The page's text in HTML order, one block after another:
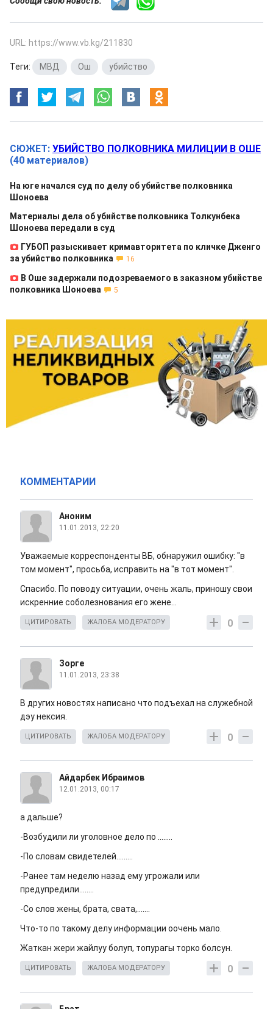
URL: https://www.vb.kg/211830
Теги: МВД Ош убийство
СЮЖЕТ: УБИЙСТВО ПОЛКОВНИКА МИЛИЦИИ В ОШЕ
(40 материалов)
На юге начался суд по делу об убийстве полковника
Шоноева
Материалы дела об убийстве полковника Толкунбека
Шоноева передали в суд
ГУБОП разыскивает кримавторитета по кличке Дженго
за убийство полковника
16
В Оше задержали подозреваемого в заказном убийстве
полковника Шоноева
5
КОММЕНТАРИИ
Аноним
11.01.2013, 22:20
Уважаемые корреспонденты ВБ, обнаружил ошибку: "в
том момент", просьба, исправить на "в тот момент".
Спасибо. По поводу ситуации, очень жаль, приношу свои
искренние соболезнования его жене...
0
ЦИТИРОВАТЬ ЖАЛОБА МОДЕРАТОРУ
Зорге
11.01.2013, 23:38
В других новостях написано что подъехал на служебной
дэу нексия.
0
ЦИТИРОВАТЬ ЖАЛОБА МОДЕРАТОРУ
Айдарбек Ибраимов
12.01.2013, 00:17
а дальше?
-Возбудили ли уголовное дело по ........
-По словам свидетелей.........
-Ранее там неделю назад ему угрожали или
предупредили........
-Со слов жены, брата, свата,.......
Что-то по такому делу информации оочень мало.
Жаткан жери жайлуу болуп, топурагы торко болсун.
0
ЦИТИРОВАТЬ ЖАЛОБА МОДЕРАТОРУ